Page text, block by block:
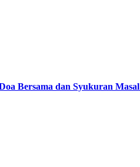
Bersama dan Syukuran Masal